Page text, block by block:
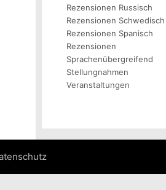
Rezensionen Russisch
Rezensionen Schwedisch
Rezensionen Spanisch
Rezensionen
Sprachenübergreifend
Stellungnahmen
Veranstaltungen